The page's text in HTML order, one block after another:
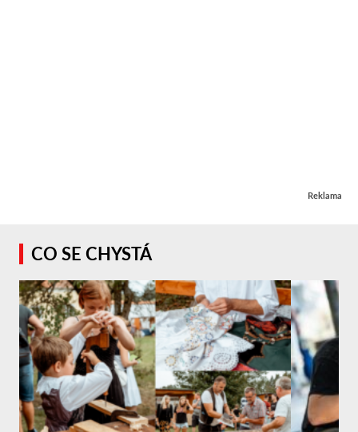
Reklama
CO SE CHYSTÁ